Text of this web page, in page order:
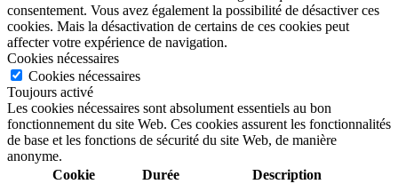
consentement. Vous avez également la possibilité de désactiver ces
cookies. Mais la désactivation de certains de ces cookies peut
affecter votre expérience de navigation.
Cookies nécessaires
Cookies nécessaires
Toujours activé
Les cookies nécessaires sont absolument essentiels au bon
fonctionnement du site Web. Ces cookies assurent les fonctionnalités
de base et les fonctions de sécurité du site Web, de manière
anonyme.
Cookie
Durée
Description